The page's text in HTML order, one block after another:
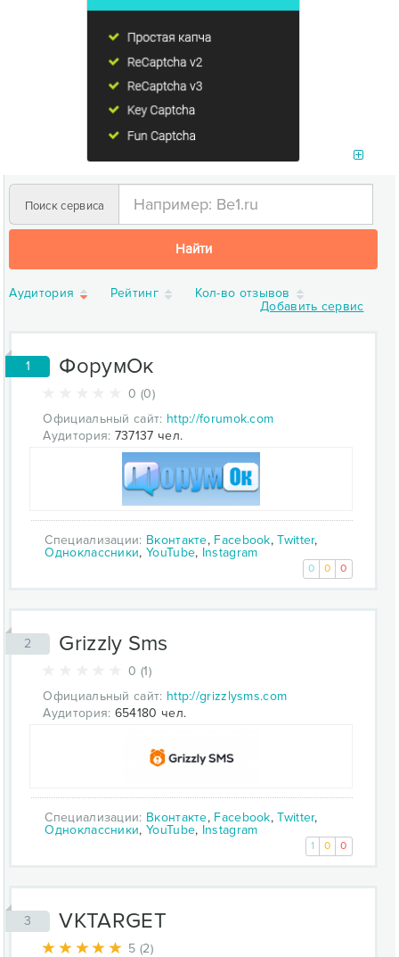
Поиск сервиса
Найти
Аудитория Рейтинг
Кол-во отзывов
Добавить сервис
1 ФорумОк
0 (0)
Официальный сайт: http://forumok.com
Аудитория: 737137 чел.
Специализации: Вконтакте, Facebook,Twitter,
Одноклассники, YouTube, Instagram
0 0 0
2 Grizzly Sms
0 (1)
Официальный сайт: http://grizzlysms.com
Аудитория: 654180 чел.
Специализации: Вконтакте, Facebook,Twitter,
Одноклассники, YouTube, Instagram
1 0 0
3 VKTARGET
5 (2)